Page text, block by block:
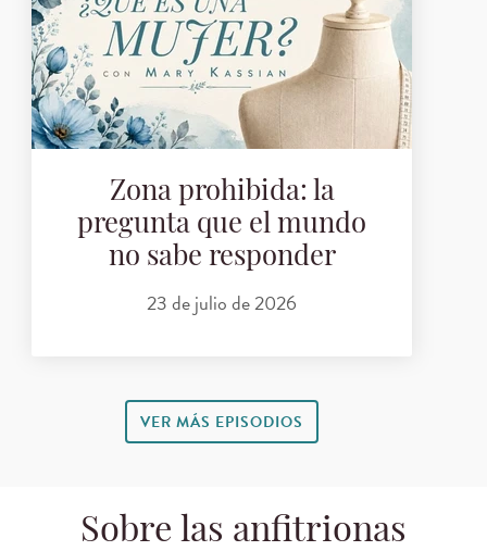
Zona prohibida: la
pregunta que el mundo
no sabe responder
23 de julio de 2026
VER MÁS EPISODIOS
Sobre las anfitrionas